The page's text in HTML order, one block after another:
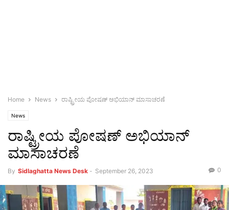
Home News ರಾಷ್ಟ್ರೀಯ ಪೋಷಣ್ ಅಭಿಯಾನ್ ಮಾಸಾಚರಣೆ
News
ರಾಷ್ಟ್ರೀಯ ಪೋಷಣ್ ಅಭಿಯಾನ್
ಮಾಸಾಚರಣೆ
By Sidlaghatta News Desk - September 26, 2023 0